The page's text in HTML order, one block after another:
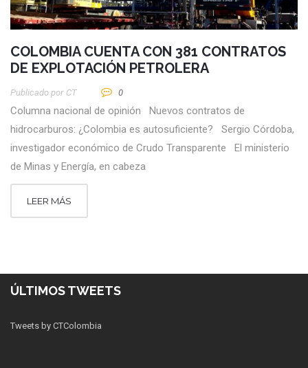
COLOMBIA CUENTA CON 381 CONTRATOS
DE EXPLOTACIÓN PETROLERA
Publicado por CT 0
Columna nacional de opinión Nuevos contratos de
hidrocarburos: ¿Colombia es autosuficiente? Sergio Córdoba,
investigador económico de Crudo Transparente El ministerio
de Minas y Energía, en cabeza
LEER MÁS
ÚLTIMOS TWEETS
Tweets by CTColombia